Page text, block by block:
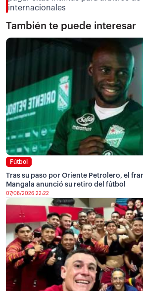
internacionales
También te puede interesar
Fútbol
Tras su paso por Oriente Petrolero, el
Mangala anunció su retiro del fútbol
07/08/2026 22:22